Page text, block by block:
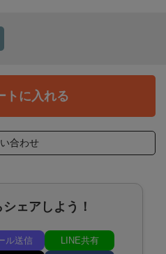
トに入れる
合わせ
ェアしよう！
ル送信
LINE共有